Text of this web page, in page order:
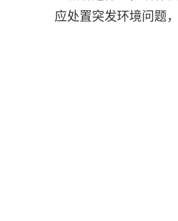
应处置突发环境问题